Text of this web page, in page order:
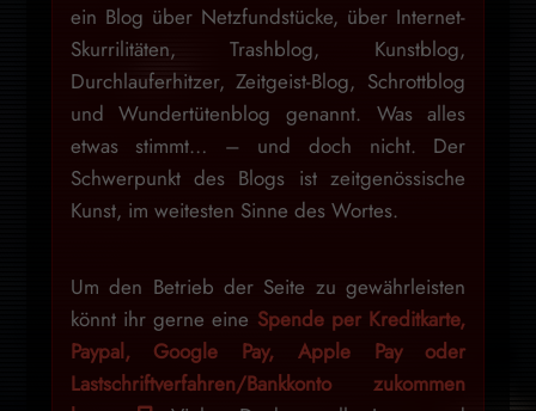
ein Blog über Netzfundstücke, über Internet-
Skurrilitäten, Trashblog, Kunstblog,
Durchlauferhitzer, Zeitgeist-Blog, Schrottblog
und Wundertütenblog genannt. Was alles
etwas stimmt… – und doch nicht. Der
Schwerpunkt des Blogs ist zeitgenössische
Kunst, im weitesten Sinne des Wortes.
Um den Betrieb der Seite zu gewährleisten
könnt ihr gerne eine Spende per Kreditkarte,
Paypal, Google Pay, Apple Pay oder
Lastschriftverfahren/Bankkonto zukommen